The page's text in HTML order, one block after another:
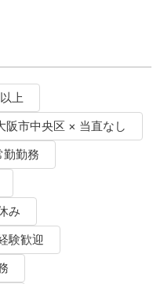
上
阪市中央区 × 当直なし
勤勤務
み
験歓迎